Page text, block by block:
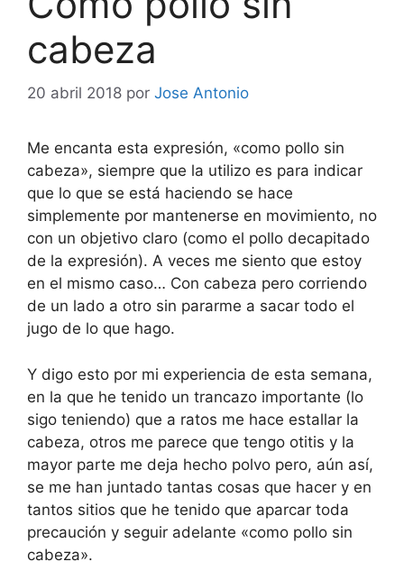
cabeza
20 abril 2018 por Jose Antonio
Me encanta esta expresión, «como pollo sin
cabeza», siempre que la utilizo es para indicar
que lo que se está haciendo se hace
simplemente por mantenerse en movimiento, no
con un objetivo claro (como el pollo decapitado
de la expresión). A veces me siento que estoy
en el mismo caso… Con cabeza pero corriendo
de un lado a otro sin pararme a sacar todo el
jugo de lo que hago.
Y digo esto por mi experiencia de esta semana,
en la que he tenido un trancazo importante (lo
sigo teniendo) que a ratos me hace estallar la
cabeza, otros me parece que tengo otitis y la
mayor parte me deja hecho polvo pero, aún así,
se me han juntado tantas cosas que hacer y en
tantos sitios que he tenido que aparcar toda
precaución y seguir adelante «como pollo sin
cabeza».